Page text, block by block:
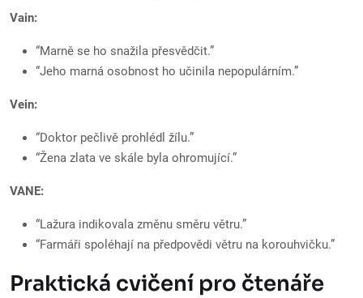
Vain:
“Marně se ho snažila přesvědčit.”
“Jeho marná osobnost ho učinila nepopulárním.”
Vein:
“Doktor pečlivě prohlédl žílu.”
“Žena zlata ve skále byla ohromující.”
VANE:
“Lažura indikovala změnu směru větru.”
“Farmáři spoléhají na předpovědi větru na korouhvičku.”
Praktická cvičení pro čtenáře